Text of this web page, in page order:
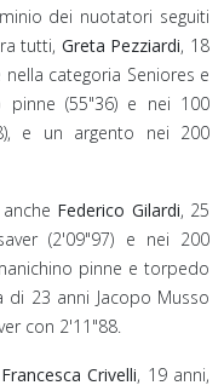
dei nuotatori seguiti
tutti, Greta Pezziardi, 18
categoria Seniores e
(55"36) e nei 100
e un argento nei 200
Federico Gilardi, 25
(2'09"97) e nei 200
pinne e torpedo
di 23 anni Jacopo Musso
con 2'11"88.
Francesca Crivelli, 19 anni,